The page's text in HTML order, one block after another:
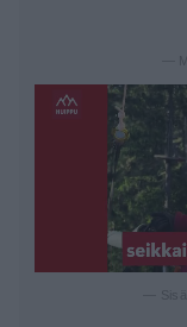
—